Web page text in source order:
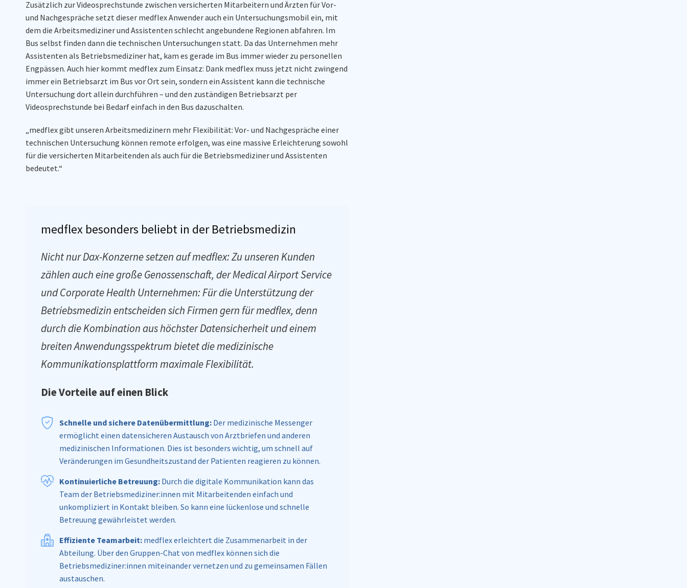
Zusätzlich zur Videosprechstunde zwischen versicherten Mitarbeitern und Ärzten für Vor-
und Nachgespräche setzt dieser medflexAnwenderauch ein Untersuchungsmobil ein, mit
dem die Arbeitsmediziner und Assistenten schlecht angebundene Regionen abfahren. Im
Bus selbst finden dann die technischen Untersuchungen statt. Da das Unternehmen mehr
Assistenten als Betriebsmediziner hat, kam es gerade im Bus immer wieder zu personellen
Engpässen. Auch hier kommt medflex zum Einsatz: Dank medflex muss jetzt nicht zwingend
immer ein Betriebsarzt im Bus vor Ort sein, sondern ein Assistent kann die technische
Untersuchung dort allein durchführen – und den zuständigen Betriebsarzt per
Videosprechstunde bei Bedarfeinfach in den Bus dazuschalten.
„medflexgibt unseren Arbeitsmedizinern mehr Flexibilität: Vor- und Nachgespräche einer
technischen Untersuchung können remote erfolgen, was eine massive Erleichterung sowohl
für die versicherten Mitarbeitenden als auch für die Betriebsmediziner und Assistenten
bedeutet.“
medflex besonders beliebt in der Betriebsmedizin
Nicht nur Dax-Konzerne setzen auf medflex: Zu unseren Kunden
zählen auch eine große Genossenschaft, der Medical Airport Service
und Corporate Health Unternehmen: Für die Unterstützung der
Betriebsmedizin entscheiden sich Firmen gern für medflex, denn
durch die Kombination aus höchster Datensicherheit und einem
breiten Anwendungsspektrum bietet die medizinische
Kommunikationsplattform maximale Flexibilität.
Die Vorteile auf einen Blick
Schnelle und sichere Datenübermittlung: Der medizinische Messenger
ermöglicht einen datensicheren Austausch von Arztbriefen und anderen
medizinischen Informationen. Dies ist besonders wichtig, um schnell auf
Veränderungen im Gesundheitszustand der Patienten reagieren zu können.
Kontinuierliche Betreuung: Durch die digitale Kommunikation kann das
Team der Betriebsmediziner:innen mit Mitarbeitenden einfach und
unkompliziert in Kontakt bleiben. So kann eine lückenlose und schnelle
Betreuung gewährleistet werden.
Effiziente Teamarbeit: medflex erleichtert die Zusammenarbeit in der
Abteilung. Über den Gruppen-Chat von medflex können sich die
Betriebsmediziner:innen miteinander vernetzen und zu gemeinsamen Fällen
austauschen.